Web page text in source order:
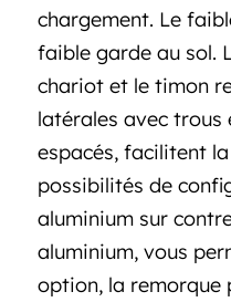
chargement. Le
faible garde au sol.
chariot et le timon
latérales avec trous
espacés, facilitent
possibilités de
aluminium sur
aluminium, vous
option, la remorque